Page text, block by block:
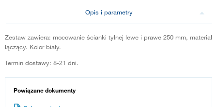
Opis i parametry
Zestaw zawiera: mocowanie ścianki tylnej lewe i prawe 250 mm, materiał
łączący. Kolor biały.
Termin dostawy: 8-21 dni.
Powiązane dokumenty